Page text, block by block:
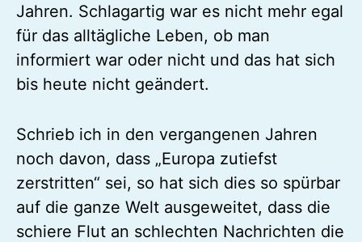
Jahren. Schlagartig war es nicht mehr egal
für das alltägliche Leben, ob man
informiert war oder nicht und das hat sich
bis heute nicht geändert.
Schrieb ich in den vergangenen Jahren
noch davon, dass „Europa zutiefst
zerstritten“ sei, so hat sich dies so spürbar
auf die ganze Welt ausgeweitet, dass die
schiere Flut an schlechten Nachrichten die